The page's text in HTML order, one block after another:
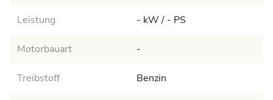
Leistung - kW / - PS
Motorbauart -
Treibstoff Benzin